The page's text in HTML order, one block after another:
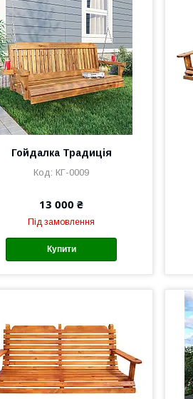
Гойдалка Традиція
КГ-0009
13 000 ₴
Під замовлення
Купити